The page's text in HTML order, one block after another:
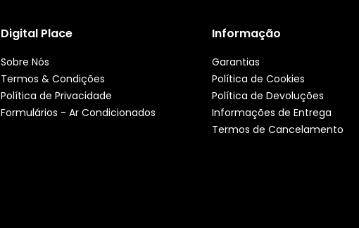
Digital Place
Sobre Nós
Termos & Condições
Política de Privacidade
Formulários - Ar Condicionados
Informação
Garantias
Política de Cookies
Política de Devoluções
Informações de Entrega
Termos de Cancelamento